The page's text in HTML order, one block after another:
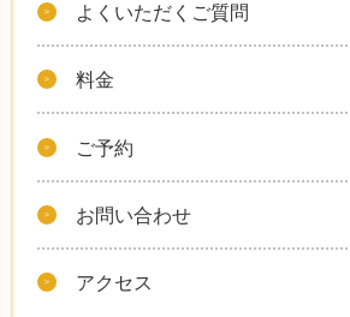
よくいただくご質問
料金
ご予約
お問い合わせ
アクセス